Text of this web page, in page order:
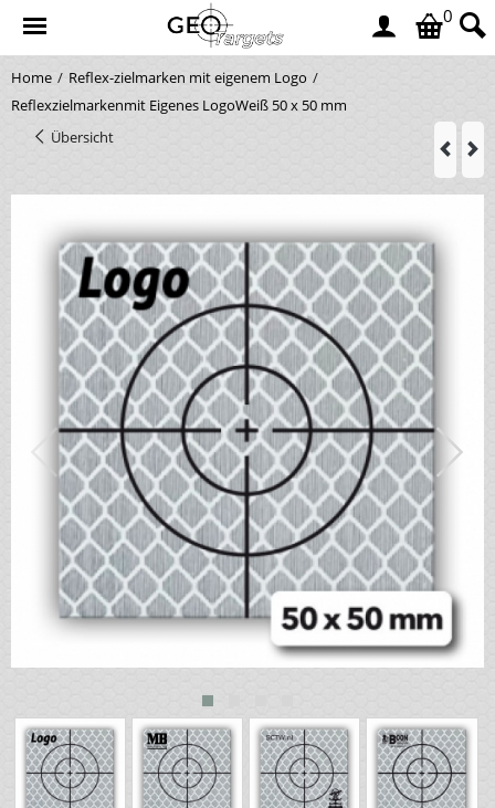
0
Home / Reflex-zielmarken mit eigenem Logo /
Reflexzielmarkenmit Eigenes LogoWeiß 50 x 50 mm
Übersicht